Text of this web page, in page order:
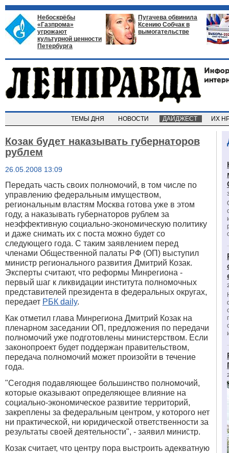
Небоскрёбы
«Газпрома»
угрожают
культурной ценности
Петербурга
Пугачева обвинила
Ксению Собчак в
вымогательстве
ТЕМЫ ДНЯ НОВОСТИ ДАЙДЖЕСТ ИХ
Козак будет наказывать губернаторов
рублем
26.05.2008 13:09
Передать часть своих полномочий, в том числе по
управлению федеральным имуществом,
региональным властям Москва готова уже в этом
году, а наказывать губернаторов рублем за
неэффективную социально-экономическую политику
и даже снимать их с поста можно будет со
следующего года. С таким заявлением перед
членами Общественной палаты РФ (ОП) выступил
министр регионального развития Дмитрий Козак.
Эксперты считают, что реформы Минрегиона -
первый шаг к ликвидации института полномочных
представителей президента в федеральных округах,
передает РБК daily.
Как отметил глава Минрегиона Дмитрий Козак на
пленарном заседании ОП, предложения по передачи
полномочий уже подготовлены министерством. Если
законопроект будет поддержан правительством,
передача полномочий может произойти в течение
года.
"Сегодня подавляющее большинство полномочий,
которые оказывают определяющее влияние на
социально-экономическое развитие территорий,
закреплены за федеральным центром, у которого нет
ни практической, ни юридической ответственности за
результаты своей деятельности", - заявил министр.
Козак считает, что центру пора выстроить адекватную